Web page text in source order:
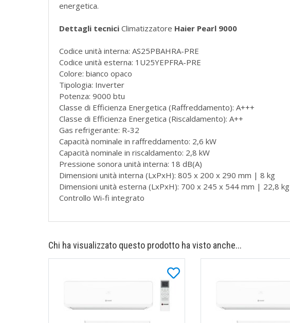
energetica.
Dettagli tecniciClimatizzatore Haier Pearl 9000
Codice unità interna: AS25PBAHRA-PRE
Codice unità esterna: 1U25YEPFRA-PRE
Colore: bianco opaco
Tipologia: Inverter
Potenza: 9000 btu
Classe di Efficienza Energetica (Raffreddamento): A+++
Classe di Efficienza Energetica (Riscaldamento): A++
Gas refrigerante: R-32
Capacità nominale in raffreddamento: 2,6 kW
Capacità nominale in riscaldamento: 2,8 kW
Pressione sonora unità interna: 18 dB(A)
Dimensioni unità interna (LxPxH): 805 x 200 x 290 mm | 8 kg
Dimensioni unità esterna (LxPxH): 700 x 245 x 544 mm | 22,8 kg
Controllo Wi-fi integrato
Chi ha visualizzato questo prodotto ha visto anche...